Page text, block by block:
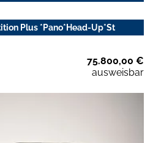
Plus *Pano*Head-Up*St
75.800,00 €
ausweisbar